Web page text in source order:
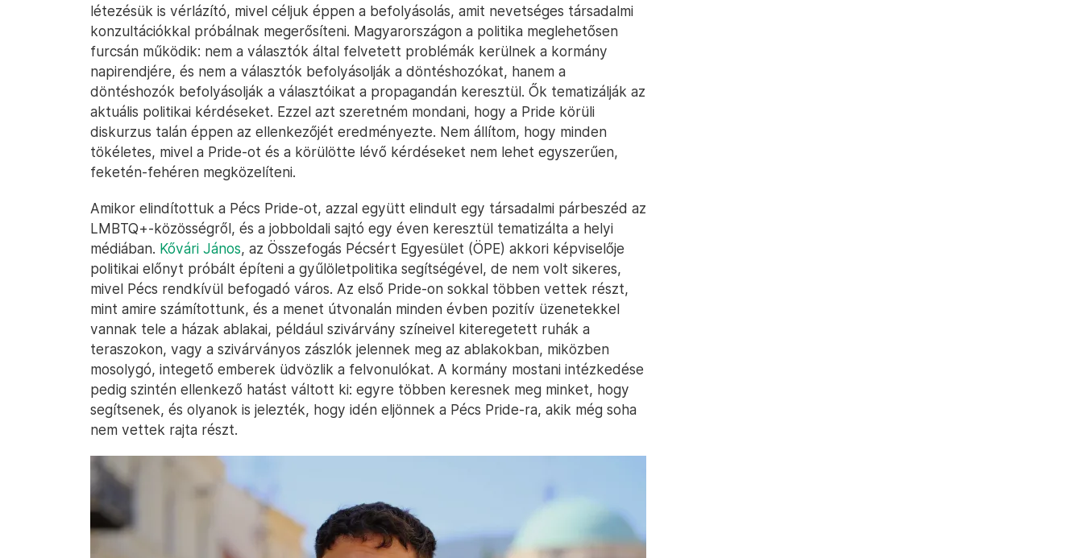
létezésük is vérlázító, mivel céljuk éppen a befolyásolás, amit nevetséges társadalmi
konzultációkkal próbálnak megerősíteni. Magyarországon a politika meglehetősen
furcsán működik: nem a választók által felvetett problémák kerülnek a kormány
napirendjére, és nem a választók befolyásolják a döntéshozókat, hanem a
döntéshozók befolyásolják a választóikat a propagandán keresztül. Ők tematizálják az
aktuális politikai kérdéseket. Ezzel azt szeretném mondani, hogy a Pride körüli
diskurzus talán éppen az ellenkezőjét eredményezte. Nem állítom, hogy minden
tökéletes, mivel a Pride-ot és a körülötte lévő kérdéseket nem lehet egyszerűen,
feketén-fehéren megközelíteni.
Amikor elindítottuk a Pécs Pride-ot, azzal együtt elindult egy társadalmi párbeszéd az
LMBTQ+-közösségről, és a jobboldali sajtó egy éven keresztül tematizálta a helyi
médiában. Kővári János, az Összefogás Pécsért Egyesület (ÖPE) akkori képviselője
politikai előnyt próbált építeni a gyűlöletpolitika segítségével, de nem volt sikeres,
mivel Pécs rendkívül befogadó város. Az első Pride-on sokkal többen vettek részt,
mint amire számítottunk, és a menet útvonalán minden évben pozitív üzenetekkel
vannak tele a házak ablakai, például szivárvány színeivel kiteregetett ruhák a
teraszokon, vagy a szivárványos zászlók jelennek meg az ablakokban, miközben
mosolygó, integető emberek üdvözlik a felvonulókat. A kormány mostani intézkedése
pedig szintén ellenkező hatást váltott ki: egyre többen keresnek meg minket, hogy
segítsenek, és olyanok is jelezték, hogy idén eljönnek a Pécs Pride-ra, akik még soha
nem vettek rajta részt.